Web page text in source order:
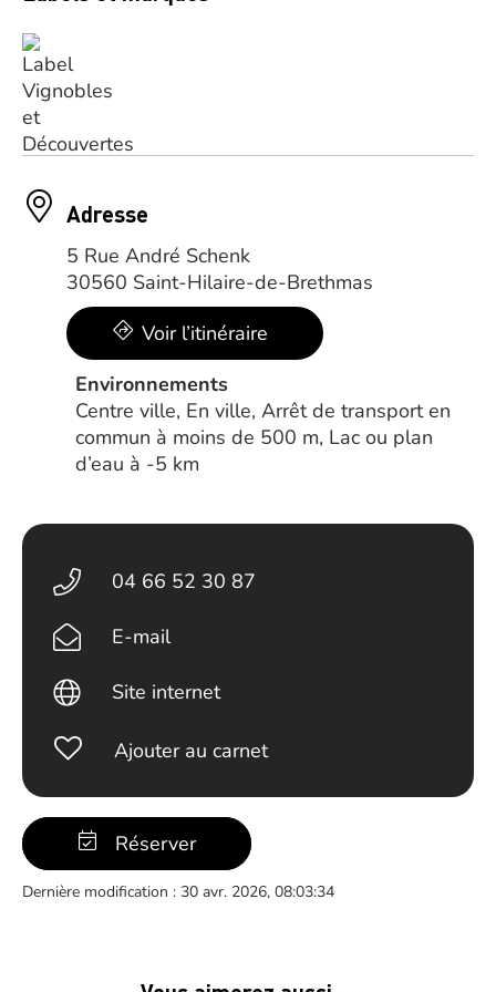
Adresse
5 Rue André Schenk
30560 Saint-Hilaire-de-Brethmas
Voir l’itinéraire
Environnements
Centre ville, En ville, Arrêt de transport en
commun à moins de 500 m, Lac ou plan
d’eau à -5 km
04 66 52 30 87
E-mail
Site internet
Ajouter au carnet
Réserver
Dernière modification : 30 avr. 2026, 08:03:34